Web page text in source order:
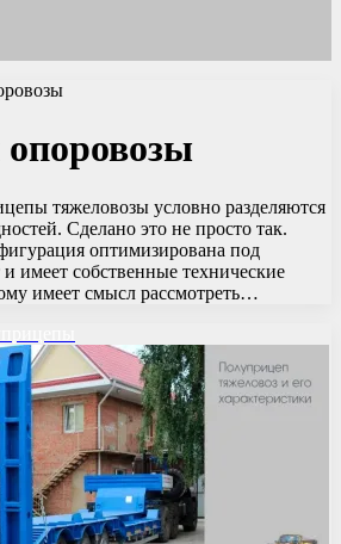
тяжеловозы условно разделяются
Сделано это не просто так.
оптимизирована под
имеет собственные технические
имеет смысл рассмотреть…